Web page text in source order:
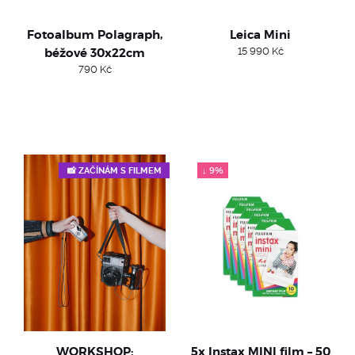
Fotoalbum Polagraph,
béžové 30x22cm
790 Kč
Leica Mini
15 990 Kč
📸 ZAČÍNÁM S FILMEM
WORKSHOP:
↓ 9%
5x Instax MINI film – 50